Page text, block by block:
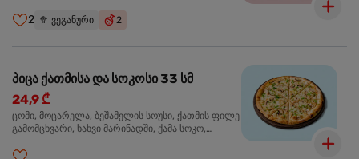
2 🥦 ვეგანური 2
პიცა ქათმისა და სოკოსი 33 სმ
24,9 ₾
ცომი, მოცარელა, ბეშამელის სოუსი, ქათმის ფილე
გამომცხვარი, ხახვი მარინადში, ქამა სოკო,